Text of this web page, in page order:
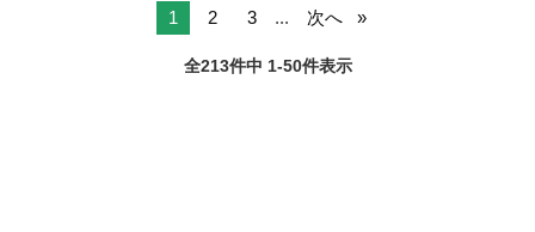
1 2 3 ... 次へ
全213件中 1-50件表示